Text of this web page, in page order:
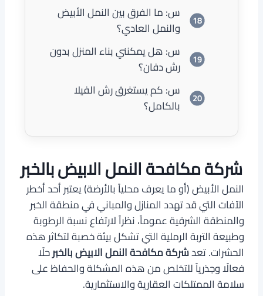
س: ما الفرق بين النمل الأبيض
والنمل العادي؟
س: هل يمكنني بناء المنزل بدون
رش دفان؟
س: كم يستغرق رش الفيلا
بالكامل؟
شركة مكافحة النمل الابيض بالخبر
النمل الأبيض (أو ما يعرف محلياً بالأرضة) يعتبر أحد أخطر
الآفات التي قد تهدد المنازل والمباني في منطقة الخبر
والمنطقة الشرقية عموماً، نظراً لارتفاع نسبة الرطوبة
وطبيعة التربة الرملية التي تشكل بيئة خصبة لتكاثر هذه
الحشرات. تعدشركة مكافحة النمل الابيض بالخبرحلًا
فعالًا وجذرياً للتخلص من هذه المشكلة والحفاظ على
سلامة الممتلكات العقارية والاستثمارية.